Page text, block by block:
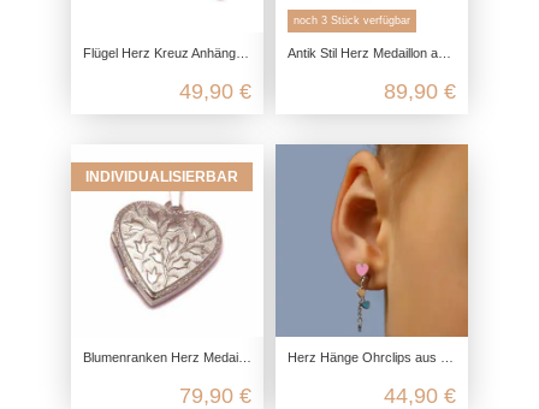
Flügel Herz Kreuz Anhänger aus 925 Sterling Silber
49,90 €
noch 3 Stück verfügbar
Antik Stil Herz Medaillon aus 925 Sterling Silber
89,90 €
INDIVIDUALISIERBAR
Blumenranken Herz Medaillon aus 925 Sterling Silber
79,90 €
Herz Hänge Ohrclips aus 925 Sterling Silber
44,90 €